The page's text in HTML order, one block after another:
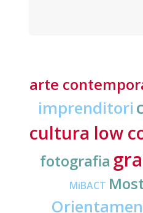
arte
imprenditori
cultura low
fotografia
MiBACT